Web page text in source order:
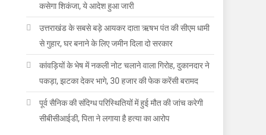
कसेगा शिकंजा, ये आदेश हुआ जारी
उत्तराखंड के सबसे बड़े आयकर दाता ऋषभ पंत की सीएम धामी
से गुहार, घर बनाने के लिए जमीन दिला दो सरकार
कांवड़ियों के भेष में नकली नोट चलाने वाला गिरोह, दुकानदार ने
पकड़ा, झटका देकर भागे, 30 हजार की फेक करेंसी बरामद
पूर्व सैनिक की संदिग्ध परिस्थितियों में हुई मौत की जांच करेगी
सीबीसीआईडी, पिता ने लगाया है हत्या का आरोप